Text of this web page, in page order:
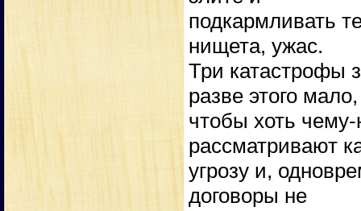
подкармливать
нищета, ужас.
Три катастрофы
разве этого мало,
чтобы хоть чему-
рассматривают
угрозу и,
договоры не